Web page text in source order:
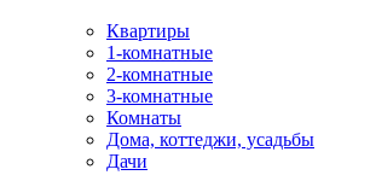
Квартиры
1-комнатные
2-комнатные
3-комнатные
Комнаты
Дома, коттеджи, усадьбы
Дачи